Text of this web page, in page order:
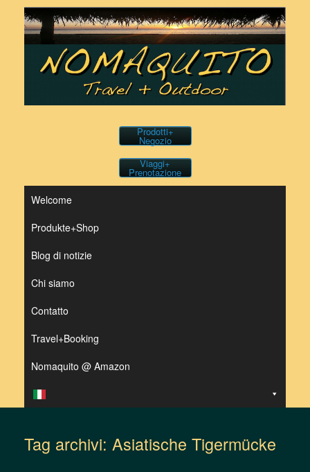
contenuto
Prodotti+
Negozio
Viaggi+
Prenotazione
Welcome
Produkte+Shop
Blog di notizie
Chi siamo
Contatto
Travel+Booking
Nomaquito @ Amazon
Tag archivi: Asiatische Tigermücke